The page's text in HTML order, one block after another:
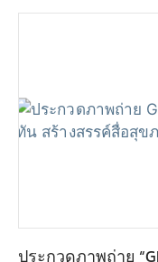
ประกวดภาพถ่าย